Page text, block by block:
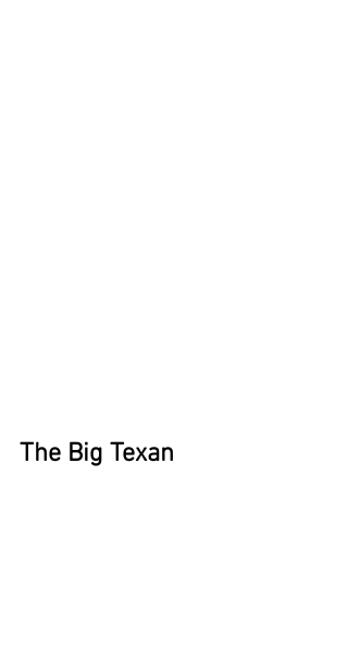
The Big Texan